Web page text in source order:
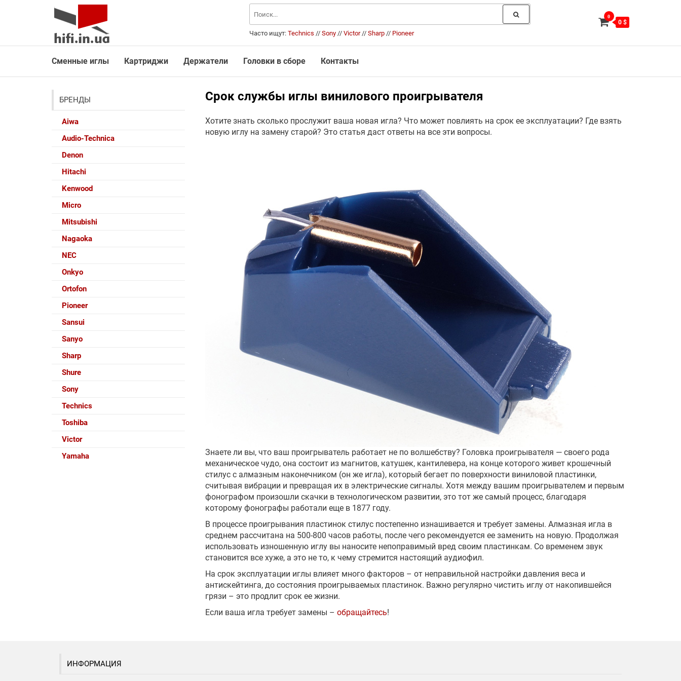
Часто ищут: Technics // Sony // Victor// Sharp // Pioneer
0
0 $
Сменные иглы Картриджи Держатели Головки в сборе Контакты
Срок службы иглы винилового проигрывателя
Хотите знать сколько прослужит ваша новая игла? Что может повлиять на срок ее эксплуатации? Где взять
новую иглу на замену старой? Это статья даст ответы на все эти вопросы.
Знаете ли вы, что ваш проигрыватель работает не по волшебству? Головка проигрывателя — своего рода
механическое чудо, она состоит из магнитов, катушек, кантилевера, на конце которого живет крошечный
стилус с алмазным наконечником (он же игла), который бегает по поверхности виниловой пластинки,
считывая вибрации и превращая их в электрические сигналы. Хотя между вашим проигрывателем и первым
фонографом произошли скачки в технологическом развитии, это тот же самый процесс, благодаря
которому фонографы работали еще в 1877 году.
В процессе проигрывания пластинок стилус постепенно изнашивается и требует замены. Алмазная игла в
среднем рассчитана на 500-800 часов работы, после чего рекомендуется ее заменить на новую. Продолжая
использовать изношенную иглу вы наносите непоправимый вред своим пластинкам. Со временем звук
становится все хуже, а это не то, к чему стремится настоящий аудиофил.
На срок эксплуатации иглы влияет много факторов – от неправильной настройки давления веса и
антискейтинга, до состояния проигрываемых пластинок. Важно регулярно чистить иглу от накопившейся
грязи – это продлит срок ее жизни.
Если ваша игла требует замены – обращайтесь!
БРЕНДЫ
Aiwa
Audio-Technica
Denon
Hitachi
Kenwood
Micro
Mitsubishi
Nagaoka
NEC
Onkyo
Ortofon
Pioneer
Sansui
Sanyo
Sharp
Shure
Sony
Technics
Toshiba
Victor
Yamaha
ИНФОРМАЦИЯ